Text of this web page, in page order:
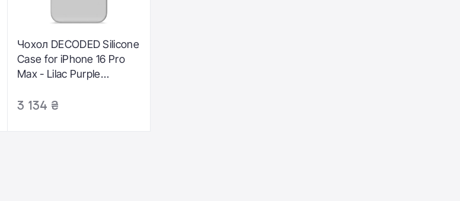
Чохол DECODED Silicone
Case for iPhone 16 Pro
Max - Lilac Purple
3 134 ₴